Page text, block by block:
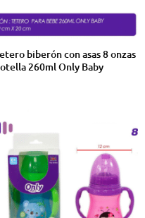
biberón con asas 8 onzas
260ml Only Baby